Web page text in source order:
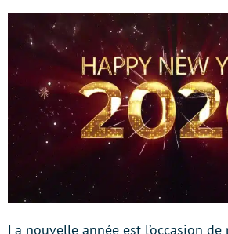
La nouvelle année est l’occasion